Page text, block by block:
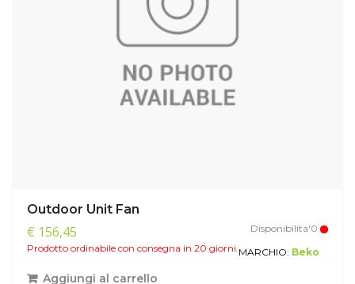
Outdoor Unit Fan
€ 156,45
Disponibilita'0
Prodotto ordinabile con consegna in 20 giorni.MARCHIO: Beko
Aggiungi al carrello